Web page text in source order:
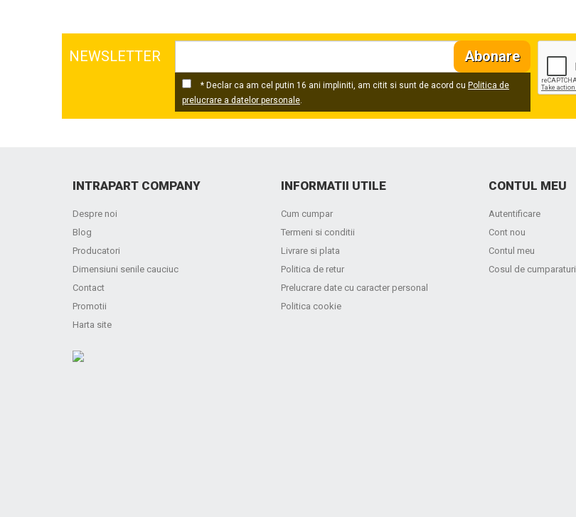
NEWSLETTER Abonare
* Declar ca am cel putin 16 ani impliniti, am citit si sunt de acord cu Politica de
prelucrare a datelor personale.
INTRAPART COMPANY
Despre noi
Blog
Producatori
Dimensiuni senile cauciuc
Contact
Promotii
Harta site
INFORMATII UTILE
Cum cumpar
Termeni si conditii
Livrare si plata
Politica de retur
Prelucrare date cu caracter personal
Politica cookie
CONTUL MEU
Autentificare
Cont nou
Contul meu
Cosul de cumparaturi